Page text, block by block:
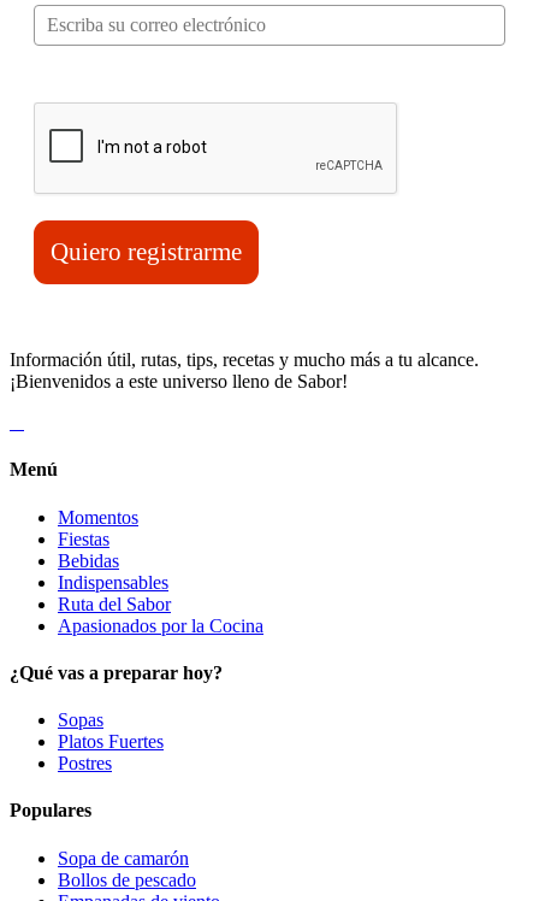
Quiero registrarme
Información útil, rutas, tips, recetas y mucho más a tu alcance.
¡Bienvenidos a este universo lleno de Sabor!
Menú
Momentos
Fiestas
Bebidas
Indispensables
Ruta del Sabor
Apasionados por la Cocina
¿Qué vas a preparar hoy?
Sopas
Platos Fuertes
Postres
Populares
Sopa de camarón
Bollos de pescado